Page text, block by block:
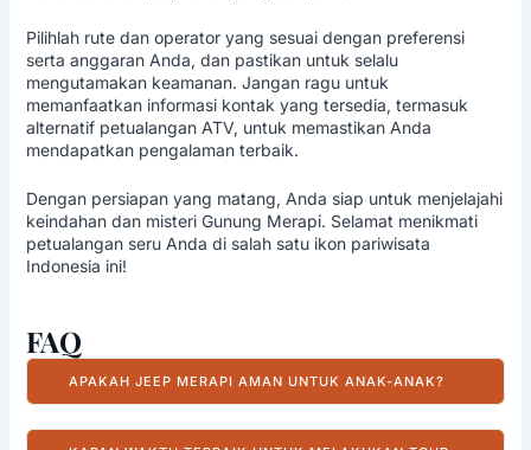
Pilihlah rute dan operator yang sesuai dengan preferensi
serta anggaran Anda, dan pastikan untuk selalu
mengutamakan keamanan. Jangan ragu untuk
memanfaatkan informasi kontak yang tersedia, termasuk
alternatif petualangan ATV, untuk memastikan Anda
mendapatkan pengalaman terbaik.
Dengan persiapan yang matang, Anda siap untuk menjelajahi
keindahan dan misteri Gunung Merapi. Selamat menikmati
petualangan seru Anda di salah satu ikon pariwisata
Indonesia ini!
FAQ
APAKAH JEEP MERAPI AMAN UNTUK ANAK-ANAK?